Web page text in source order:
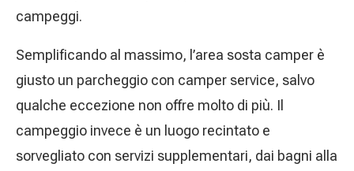
campeggi.
Semplificando al massimo, l’area sosta camper è
giusto un parcheggio con camper service, salvo
qualche eccezione non offre molto di più. Il
campeggio invece è un luogo recintato e
sorvegliato con servizi supplementari, dai bagni alla